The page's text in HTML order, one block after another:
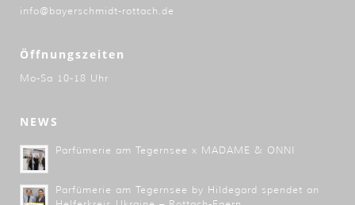
info@bayerschmidt-rottach.de
Öffnungszeiten
Mo-Sa 10-18 Uhr
NEWS
Parfümerie am Tegernsee x MADAME & ONNI
Parfümerie am Tegernsee by Hildegard spendet an